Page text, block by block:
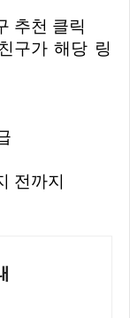
추천 클릭
구가 해당 링
전까지